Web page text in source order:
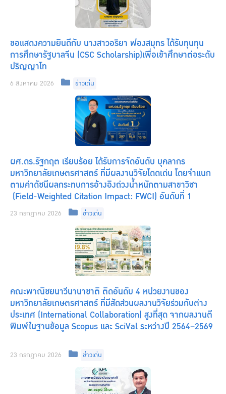
ขอแสดงความยินดีกับ นางสาวอริยา ฟองสมุทร ได้รับทุนทุน
การศึกษารัฐบาลจีน (CSC Scholarship)เพื่อเข้าศึกษาต่อระดับ
ปริญญาโท
6 สิงหาคม 2026 Categories
ข่าวเด่น
ผศ.ดร.รัฐกฤต เรียบร้อย ได้รับการจัดอันดับ บุคลากร
มหาวิทยาลัยเกษตรศาสตร์ ที่มีผลงานวิจัยโดดเด่น โดยจำแนก
ตามค่าดัชนีผลกระทบการอ้างอิงถ่วงน้ำหนักตามสาขาวิชา
(Field-Weighted Citation Impact: FWCI) อันดับที่ 1
23 กรกฎาคม 2026 Categories
ข่าวเด่น
คณะพาณิชยนาวีนานาชาติ ติดอันดับ 4 หน่วยงานของ
มหาวิทยาลัยเกษตรศาสตร์ ที่มีสัดส่วนผลงานวิจัยร่วมกับต่าง
ประเทศ (International Collaboration) สูงที่สุด จากผลงานตี
พิมพ์ในฐานข้อมูล Scopus และ SciVal ระหว่างปี 2564–2569
23 กรกฎาคม 2026 Categories
ข่าวเด่น